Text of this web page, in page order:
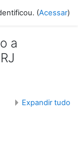
(Acessar)
a
Expandir tudo